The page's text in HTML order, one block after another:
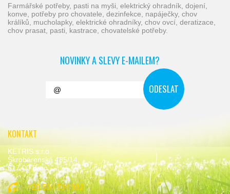
farmářské potřeby, pasti na myši, elektrický ohradník, dojení,
konve, potřeby pro chovatele, dezinfekce, napáječky, chov
králíků, mucholapky, elektrické ohradníky, chov ovcí, deratizace,
chov prasat, pasti, kastrace, chovatelské potřeby.
NOVINKY A SLEVY E-MAILEM?
KONTAKT
KETRIS s.r.o.
Škrobárenská 485/14,
617 00 Brno
+420 534 534 992